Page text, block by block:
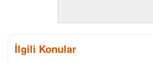
İlgili Konular